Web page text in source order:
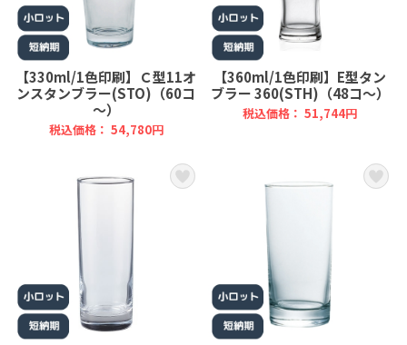
【330ml/1色印刷】Ｃ型11オ
ンスタンブラー(STO)（60コ
～）
税込価格： 54,780円
【360ml/1色印刷】E型タン
ブラー 360(STH)（48コ～）
税込価格： 51,744円